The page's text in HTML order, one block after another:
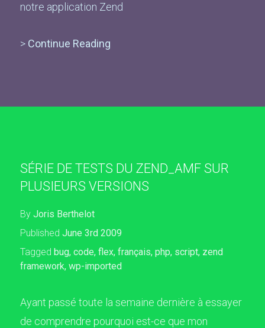
notre application Zend
> Continue Reading
SÉRIE DE TESTS DU ZEND_AMF SUR
PLUSIEURS VERSIONS
By Joris Berthelot
Published June 3rd 2009
Tagged bug, code, flex, français, php, script, zend
framework, wp-imported
Ayant passé toute la semaine dernière à essayer
de comprendre pourquoi est-ce que mon